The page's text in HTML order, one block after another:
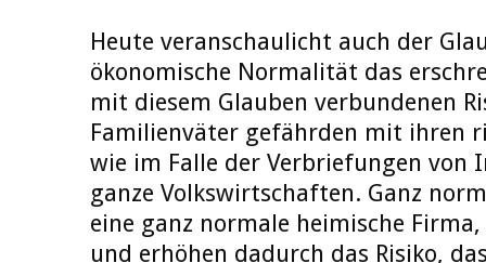
Heute veranschaulicht auch der
ökonomische Normalität das
mit diesem Glauben verbundenen
Familienväter gefährden mit ihren
wie im Falle der Verbriefungen von
ganze Volkswirtschaften. Ganz
eine ganz normale heimische
und erhöhen dadurch das Risiko,